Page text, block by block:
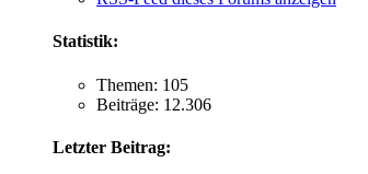
Statistik:
Themen: 105
Beiträge: 12.306
Letzter Beitrag: